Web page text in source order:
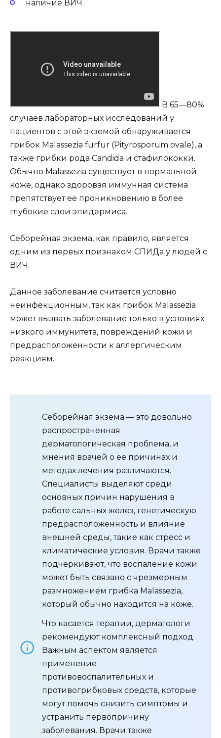
наличие ВИЧ.
В 65—80%
случаев лабораторных исследований у
пациентов с этой экземой обнаруживается
грибок Malassezia furfur (Pityrosporum ovale), а
также грибки рода Candida и стафилококки.
Обычно Malassezia существует в нормальной
коже, однако здоровая иммунная система
препятствует ее проникновению в более
глубокие слои эпидермиса.
Себорейная экзема, как правило, является
одним из первых признаком СПИДа у людей с
ВИЧ.
Данное заболевание считается условно
неинфекционным, так как грибок Malassezia
может вызвать заболевание только в условиях
низкого иммунитета, повреждений кожи и
предрасположенности к аллергическим
реакциям.
Себорейная экзема — это довольно
распространенная
дерматологическая проблема, и
мнения врачей о ее причинах и
методах лечения различаются.
Специалисты выделяют среди
основных причин нарушения в
работе сальных желез, генетическую
предрасположенность и влияние
внешней среды, такие как стресс и
климатические условия. Врачи также
подчеркивают, что воспаление кожи
может быть связано с чрезмерным
размножением грибка Malassezia,
который обычно находится на коже.
Что касается терапии, дерматологи
рекомендуют комплексный подход.
Важным аспектом является
применение
противовоспалительных и
противогрибковых средств, которые
могут помочь снизить симптомы и
устранить первопричину
заболевания. Врачи также